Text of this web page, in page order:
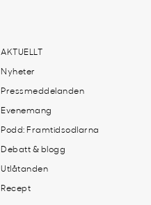
AKTUELLT
Nyheter
Pressmeddelanden
Evenemang
Podd: Framtidsodlarna
Debatt & blogg
Utlåtanden
Recept